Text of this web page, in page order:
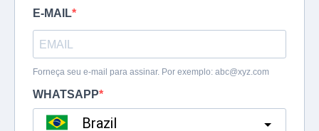
E-MAIL
Forneça seu e-mail para assinar. Por exemplo: abc@xyz.com
WHATSAPP
Brazil